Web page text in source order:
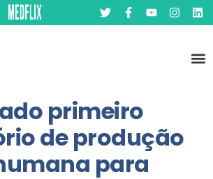
primeiro
de produção
para